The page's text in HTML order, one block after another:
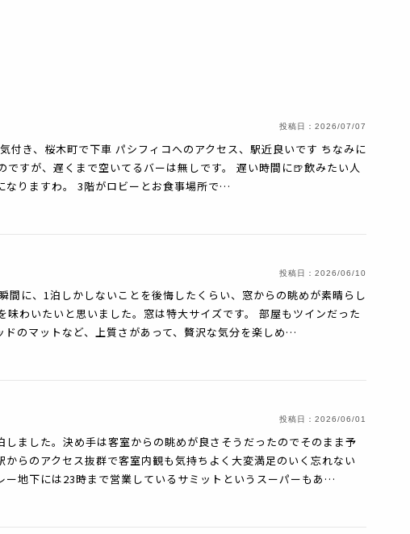
投稿日： 2026/07/07
付き、桜木町で下車 パシフィコへのアクセス、駅近良いです ちなみに
ですが、遅くまで空いてるバーは無しです。 遅い時間に🍺飲みたい人
なりますわ。 3階がロビーとお食事場所で…
投稿日： 2026/06/10
間に、1泊しかしないことを後悔したくらい、窓からの眺めが素晴らし
味わいたいと思いました。窓は特大サイズです。 部屋もツインだった
ドのマットなど、上質さがあって、贅沢な気分を楽しめ…
投稿日： 2026/06/01
ました。決め手は客室からの眺めが良さそうだったのでそのまま予
らのアクセス抜群で客室内観も気持ちよく大変満足のいく忘れない
ー地下には23時まで営業しているサミットというスーパーもあ…